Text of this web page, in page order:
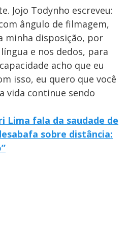
Jojo Todynho escreveu:
ângulo de filmagem,
minha disposição, por
e nos dedos, para
acho que eu
isso, eu quero que você
vida continue sendo
Lima fala da saudade de
sobre distância: